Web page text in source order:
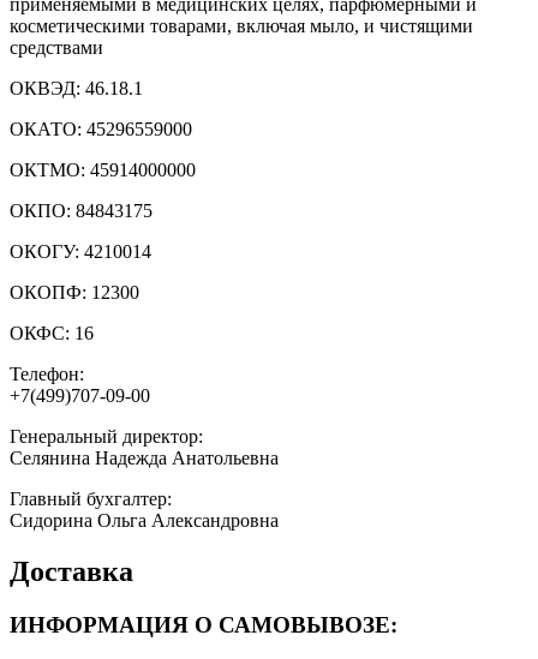
применяемыми в медицинских целях, парфюмерными и
косметическими товарами, включая мыло, и чистящими
средствами
ОКВЭД: 46.18.1
ОКАТО: 45296559000
ОКТМО: 45914000000
ОКПО: 84843175
ОКОГУ: 4210014
ОКОПФ: 12300
ОКФС: 16
Телефон:
+7(499)707-09-00
Генеральный директор:
Селянина Надежда Анатольевна
Главный бухгалтер:
Сидорина Ольга Александровна
Доставка
ИНФОРМАЦИЯ О САМОВЫВОЗЕ: